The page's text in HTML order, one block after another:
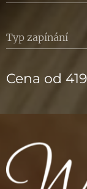
Typ zapínání
Cena od